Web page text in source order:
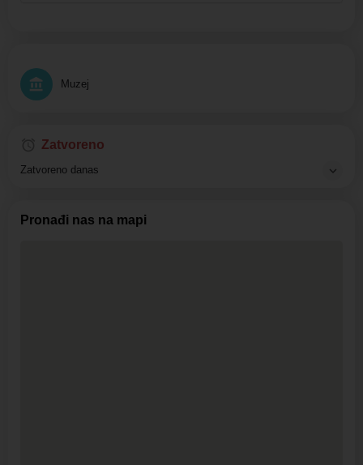
Muzej
Zatvoreno
Zatvoreno danas
Pronađi nas na mapi